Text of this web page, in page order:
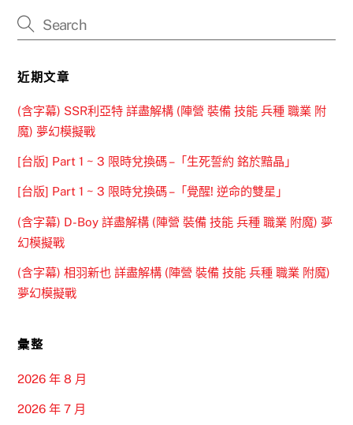
近期文章
(含字幕) SSR利亞特 詳盡解構 (陣營 裝備 技能 兵種 職業 附
魔) 夢幻模擬戰
[台版] Part 1 ~ 3 限時兌換碼 –「生死誓約 銘於黯晶」
[台版] Part 1 ~ 3 限時兌換碼 –「覺醒! 逆命的雙星」
(含字幕) D-Boy 詳盡解構 (陣營 裝備 技能 兵種 職業 附魔) 夢
幻模擬戰
(含字幕) 相羽新也 詳盡解構 (陣營 裝備 技能 兵種 職業 附魔)
夢幻模擬戰
彙整
2026 年 8 月
2026 年 7 月